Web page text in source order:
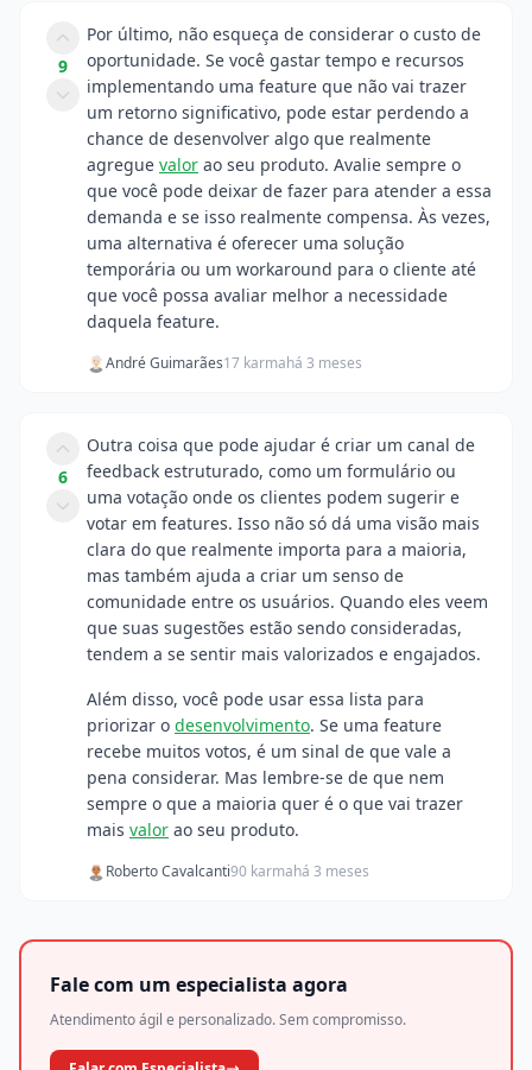
9
Por último, não esqueça de considerar o custo de
oportunidade. Se você gastar tempo e recursos
implementando uma feature que não vai trazer
um retorno significativo, pode estar perdendo a
chance de desenvolver algo que realmente
agregue valor ao seu produto. Avalie sempre o
que você pode deixar de fazer para atender a essa
demanda e se isso realmente compensa. Às vezes,
uma alternativa é oferecer uma solução
temporária ou um workaround para o cliente até
que você possa avaliar melhor a necessidade
daquela feature.
André Guimarães17 karmahá 3 meses
6
Outra coisa que pode ajudar é criar um canal de
feedback estruturado, como um formulário ou
uma votação onde os clientes podem sugerir e
votar em features. Isso não só dá uma visão mais
clara do que realmente importa para a maioria,
mas também ajuda a criar um senso de
comunidade entre os usuários. Quando eles veem
que suas sugestões estão sendo consideradas,
tendem a se sentir mais valorizados e engajados.
Além disso, você pode usar essa lista para
priorizar o desenvolvimento. Se uma feature
recebe muitos votos, é um sinal de que vale a
pena considerar. Mas lembre-se de que nem
sempre o que a maioria quer é o que vai trazer
mais valor ao seu produto.
Roberto Cavalcanti90 karmahá 3 meses
Fale com um especialista agora
Atendimento ágil e personalizado. Sem compromisso.